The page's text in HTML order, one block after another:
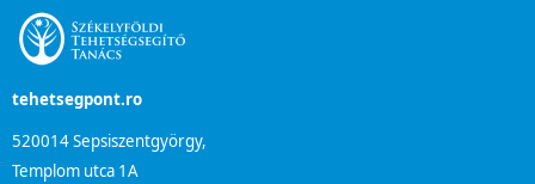
tehetsegpont.ro
520014 Sepsiszentgyörgy,
Templom utca 1A